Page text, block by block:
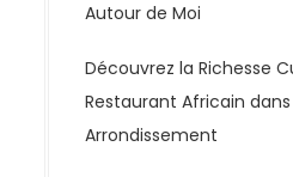
Autour de Moi
Découvrez la Richesse
Restaurant Africain dans
Arrondissement